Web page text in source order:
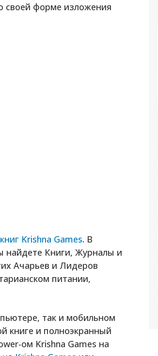
своей форме изложения
Krishna Games. В
найдете Книги, Журналы и
Ачарьев и Лидеров
питании,
так и мобильном
книге и полноэкранный
ом Krishna Games на